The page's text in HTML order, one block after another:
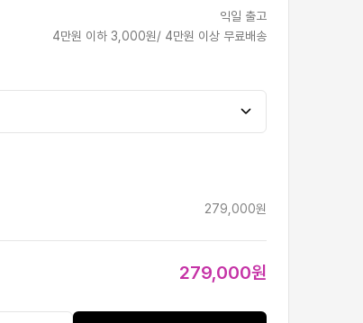
익일 출고
4만원 이하 3,000원/ 4만원 이상 무료배송
279,000원
279,000원